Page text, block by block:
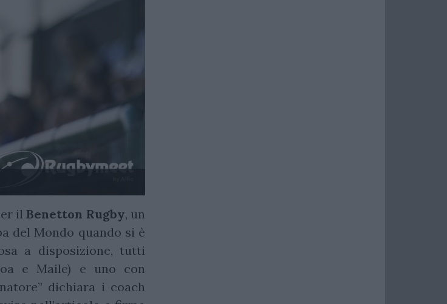
ilBenetton Rugby, un
del Mondo quando si è
a disposizione, tutti
e Maile) e uno con
dichiara i coach